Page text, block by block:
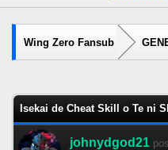
Wing Zero Fansub
Isekai de Cheat Skill o Te ni
johnydgod21